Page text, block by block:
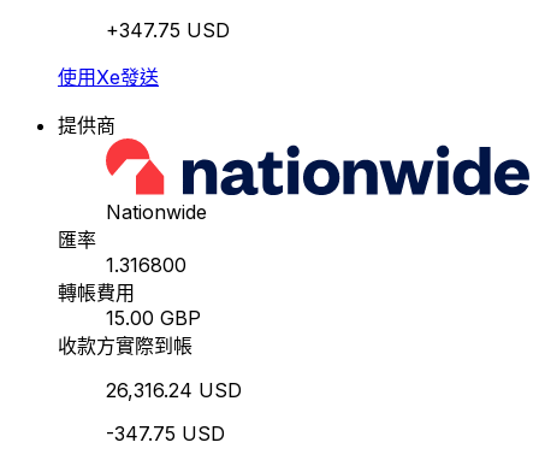
+347.75 USD
使用Xe發送
提供商
Nationwide
匯率
1.316800
轉帳費用
15.00 GBP
收款方實際到帳
26,316.24 USD
-347.75 USD